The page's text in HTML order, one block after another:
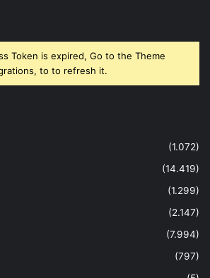
Token is expired, Go to the Theme
to to refresh it.
(1.072)
(14.419)
(1.299)
(2.147)
(7.994)
(797)